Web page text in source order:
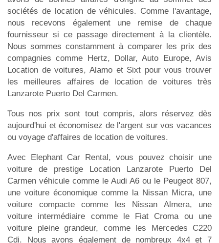
sociétés de location de véhicules. Comme l'avantage,
nous recevons également une remise de chaque
fournisseur si ce passage directement à la clientèle.
Nous sommes constamment à comparer les prix des
compagnies comme Hertz, Dollar, Auto Europe, Avis
Location de voitures, Alamo et Sixt pour vous trouver
les meilleures affaires de location de voitures très
Lanzarote Puerto Del Carmen.
Tous nos prix sont tout compris, alors réservez dès
aujourd'hui et économisez de l'argent sur vos vacances
ou voyage d'affaires de location de voitures.
Avec Elephant Car Rental, vous pouvez choisir une
voiture de prestige Location Lanzarote Puerto Del
Carmen véhicule comme le Audi A6 ou le Peugeot 807,
une voiture économique comme la Nissan Micra, une
voiture compacte comme les Nissan Almera, une
voiture intermédiaire comme le Fiat Croma ou une
voiture pleine grandeur, comme les Mercedes C220
Cdi. Nous avons également de nombreux 4x4 et 7